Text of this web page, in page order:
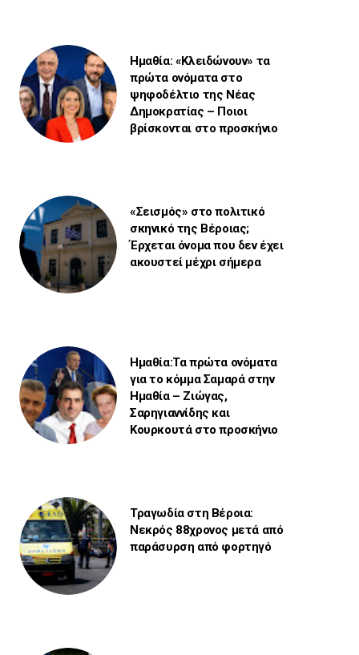
Ημαθία: «Κλειδώνουν» τα
πρώτα ονόματα στο
ψηφοδέλτιο της Νέας
Δημοκρατίας – Ποιοι
βρίσκονται στο προσκήνιο
«Σεισμός» στο πολιτικό
σκηνικό της Βέροιας;
Έρχεται όνομα που δεν έχει
ακουστεί μέχρι σήμερα
Ημαθία:Τα πρώτα ονόματα
για το κόμμα Σαμαρά στην
Ημαθία – Ζιώγας,
Σαρηγιαννίδης και
Κουρκουτά στο προσκήνιο
Τραγωδία στη Βέροια:
Νεκρός 88χρονος μετά από
παράσυρση από φορτηγό